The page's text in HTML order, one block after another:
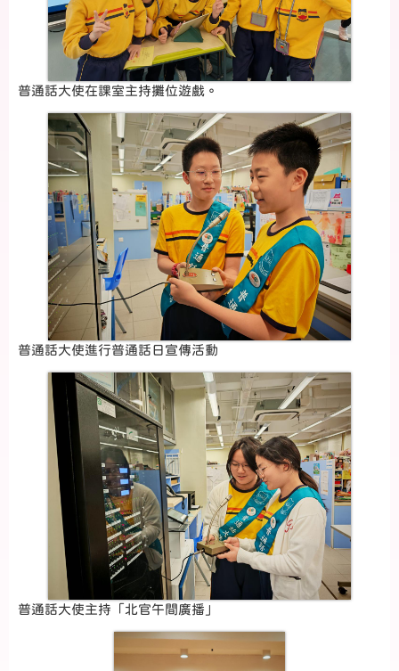
普通話大使在課室主持攤位遊戲。
普通話大使進行普通話日宣傳活動
普通話大使主持「北官午間廣播」